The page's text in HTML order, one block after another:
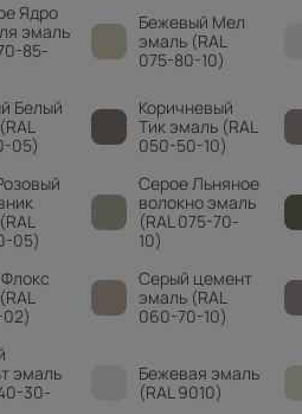
Ядро
эмаль
85-
Бежевый Мел
эмаль (RAL
075-80-10)
Белый
05)
Коричневый
Тик эмаль (RAL
050-50-10)
05)
Серое Льняное
волокно эмаль
(RAL 075-70-
10)
02)
Серый цемент
эмаль (RAL
060-70-10)
эмаль
30-
Бежевая эмаль
(RAL 9010)